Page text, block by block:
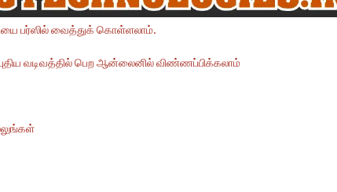
பர்ஸில் வைத்துக் கொள்ளலாம்.
வடிவத்தில் பெற ஆன்லைனில் விண்ணப்பிக்கலாம்